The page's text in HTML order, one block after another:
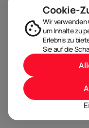
Cookie-
Wir verwenden
um Inhalte zu
Erlebnis zu
Sie auf die